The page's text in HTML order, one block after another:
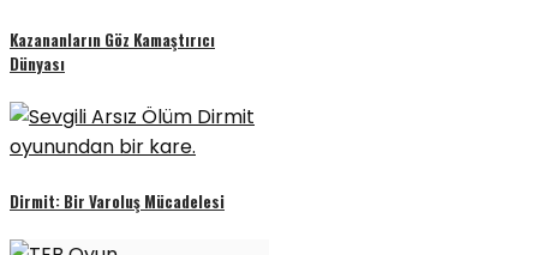
Kazananların Göz Kamaştırıcı
Dünyası
Dirmit: Bir Varoluş Mücadelesi